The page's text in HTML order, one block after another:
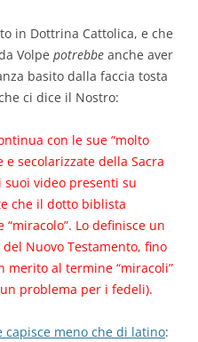
in Dottrina Cattolica, e che
Volpe potrebbe anche aver
basito dalla faccia tosta
ci dice il Nostro:
con le sue “molto
secolarizzate della Sacra
video presenti su
che il dotto biblista
Lo definisce un
Nuovo Testamento, fino
merito al termine “miracoli”
problema per i fedeli).
capisce meno che di latino: